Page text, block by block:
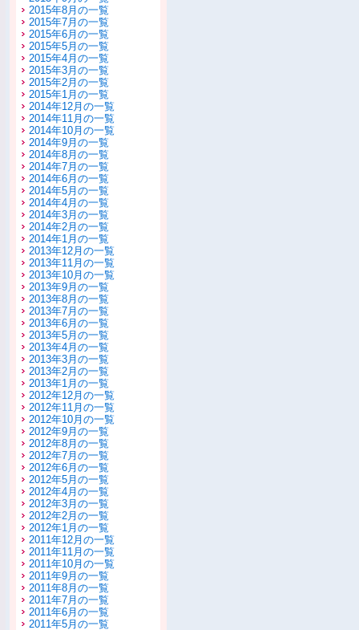
2015年8月の一覧
2015年7月の一覧
2015年6月の一覧
2015年5月の一覧
2015年4月の一覧
2015年3月の一覧
2015年2月の一覧
2015年1月の一覧
2014年12月の一覧
2014年11月の一覧
2014年10月の一覧
2014年9月の一覧
2014年8月の一覧
2014年7月の一覧
2014年6月の一覧
2014年5月の一覧
2014年4月の一覧
2014年3月の一覧
2014年2月の一覧
2014年1月の一覧
2013年12月の一覧
2013年11月の一覧
2013年10月の一覧
2013年9月の一覧
2013年8月の一覧
2013年7月の一覧
2013年6月の一覧
2013年5月の一覧
2013年4月の一覧
2013年3月の一覧
2013年2月の一覧
2013年1月の一覧
2012年12月の一覧
2012年11月の一覧
2012年10月の一覧
2012年9月の一覧
2012年8月の一覧
2012年7月の一覧
2012年6月の一覧
2012年5月の一覧
2012年4月の一覧
2012年3月の一覧
2012年2月の一覧
2012年1月の一覧
2011年12月の一覧
2011年11月の一覧
2011年10月の一覧
2011年9月の一覧
2011年8月の一覧
2011年7月の一覧
2011年6月の一覧
2011年5月の一覧